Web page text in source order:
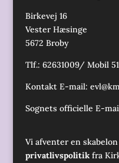
Birkevej 16
Vester Hæsinge
5672 Broby
Tlf.: 62631009/ Mobil
Kontakt E-mail:
Sognets officielle E-
Vi afventer en
privatlivspolitikfra